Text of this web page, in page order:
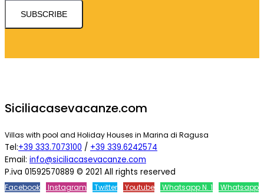
SUBSCRIBE
Siciliacasevacanze.com
Villas with pool and Holiday Houses in Marina di Ragusa
Tel:+39 333.7073100 / +39 339.6242574
Email: info@siciliacasevacanze.com
P.iva 01592570889 © 2021 All rights reserved
Facebook Instagram Twitter Youtube Whatsapp N. 1
Whatsapp